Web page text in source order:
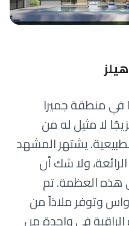
في منطقة جميرا
لا مثيل له من
يشتهر المشهد
ولا شك أن
هذه العظمة. تم
وتوفر ملاذاً من
الراقية في واحدة من